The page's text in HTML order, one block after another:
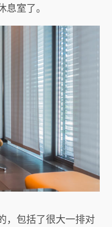
室了。
，包括了很大一排对